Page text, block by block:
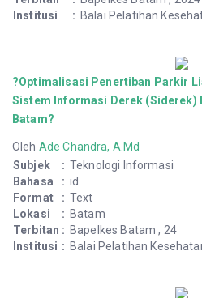
Institusi
: Balai Pelatihan
?Optimalisasi Penertiban Parkir
Sistem Informasi Derek (Siderek)
Batam?
Oleh Ade Chandra, A.Md
Subjek
: Teknologi Informasi
Bahasa
: id
Format
: Text
Lokasi
: Batam
Terbitan : Bapelkes Batam , 24
Institusi : Balai Pelatihan